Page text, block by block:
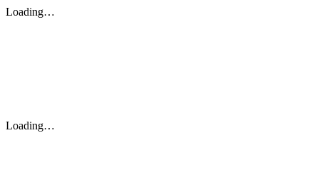
Loading…
Loading…